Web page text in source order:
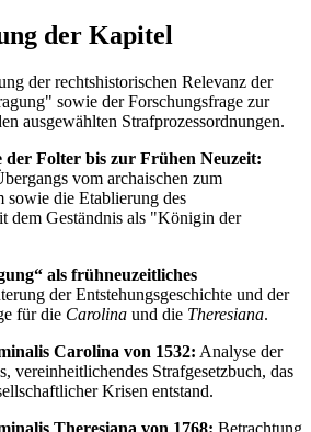
der Kapitel
der rechtshistorischen Relevanz der
sowie der Forschungsfrage zur
ausgewählten Strafprozessordnungen.
der Folter bis zur Frühen Neuzeit:
vom archaischen zum
sowie die Etablierung des
dem Geständnis als "Königin der
als frühneuzeitliches
der Entstehungsgeschichte und der
für die Carolina und die Theresiana.
Carolina von 1532: Analyse der
vereinheitlichendes Strafgesetzbuch, das
Krisen entstand.
Theresiana von 1768: Betrachtung